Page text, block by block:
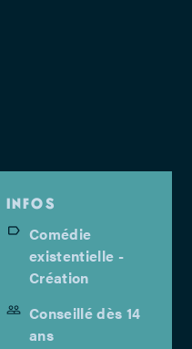
INFOS
Comédie
existentielle -
Création
Conseillé dès 14
ans